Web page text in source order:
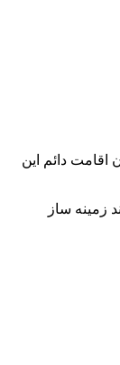
اقامت دائم این
زمینه ساز